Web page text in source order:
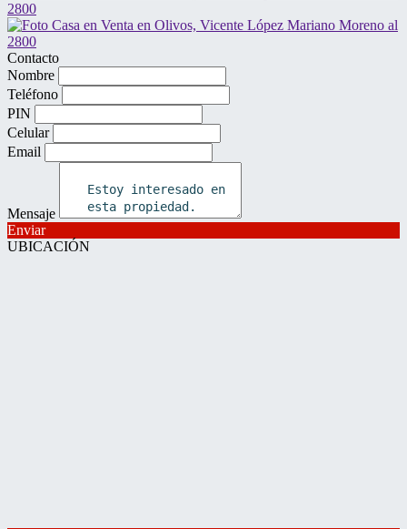
Contacto
Nombre
Teléfono
PIN
Celular
Email
Mensaje
Enviar
UBICACIÓN